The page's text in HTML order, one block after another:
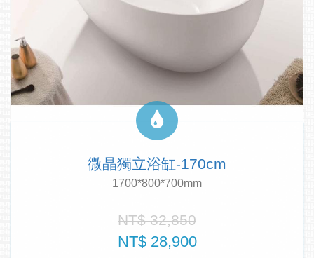
微晶獨立浴缸-170cm
1700*800*700mm
NT$ 32,850
NT$ 28,900